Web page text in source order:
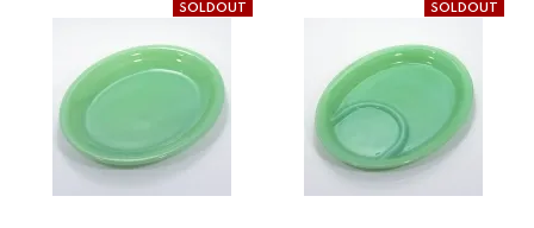
SOLDOUT SOLDOUT